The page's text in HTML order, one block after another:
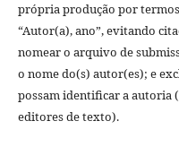
própria produção por
“Autor(a), ano”, evitando
nomear o arquivo de
o nome do(s) autor(es); e
possam identificar a autoria
editores de texto).